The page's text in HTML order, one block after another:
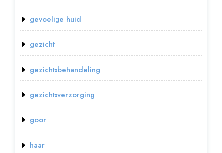
gevoelige huid
gezicht
gezichtsbehandeling
gezichtsverzorging
goor
haar